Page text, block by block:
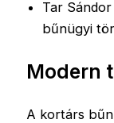
Tar
bűnügyi
Modern
A kortárs